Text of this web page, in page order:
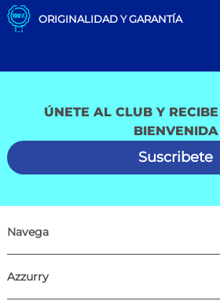
ORIGINALIDAD Y GARANTÍA
ÚNETE AL CLUB Y
BIENVENIDA
Suscribete
Navega
Azzurry